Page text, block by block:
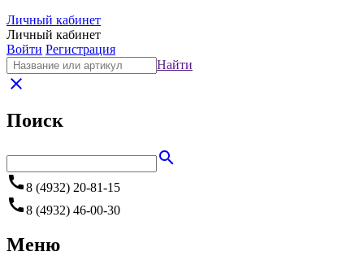
Личный кабинет
Личный кабинет
Войти Регистрация
Найти
close
Поиск
search
call8 (4932) 20-81-15
call8 (4932) 46-00-30
Меню